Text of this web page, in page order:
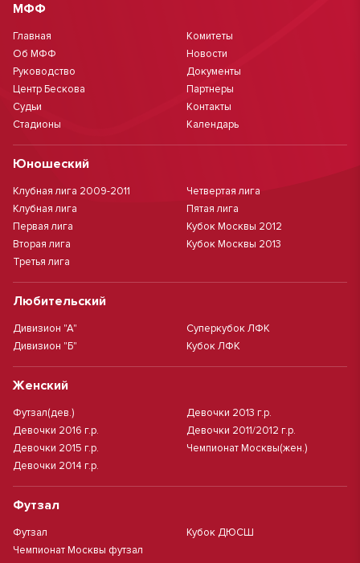
МФФ
Главная
Об МФФ
Руководство
Центр Бескова
Судьи
Стадионы
Комитеты
Новости
Документы
Партнеры
Контакты
Календарь
Юношеский
Клубная лига 2009-2011
Клубная лига
Первая лига
Вторая лига
Третья лига
Четвертая лига
Пятая лига
Кубок Москвы 2012
Кубок Москвы 2013
Любительский
Дивизион "А"
Дивизион "Б"
Суперкубок ЛФК
Кубок ЛФК
Женский
Футзал(дев.)
Девочки 2016 г.р.
Девочки 2015 г.р.
Девочки 2014 г.р.
Девочки 2013 г.р.
Девочки 2011/2012 г.р.
Чемпионат Москвы(жен.)
Футзал
Футзал
Чемпионат Москвы футзал
Кубок ДЮСШ